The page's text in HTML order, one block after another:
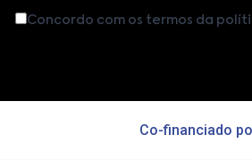
Concordo com os termos da
Co-financiado